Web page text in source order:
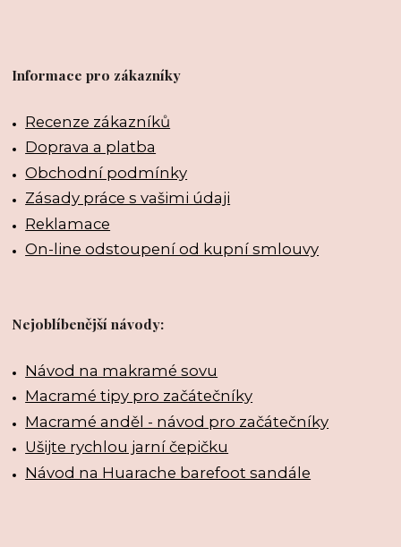
Informace pro zákazníky
Recenze zákazníků
Doprava a platba
Obchodní podmínky
Zásady práce s vašimi údaji
Reklamace
On-line odstoupení od kupní smlouvy
Nejoblíbenější návody:
Návod na makramé sovu
Macramé tipy pro začátečníky
Macramé anděl - návod pro začátečníky
Ušijte rychlou jarní čepičku
Návod na Huarache barefoot sandále